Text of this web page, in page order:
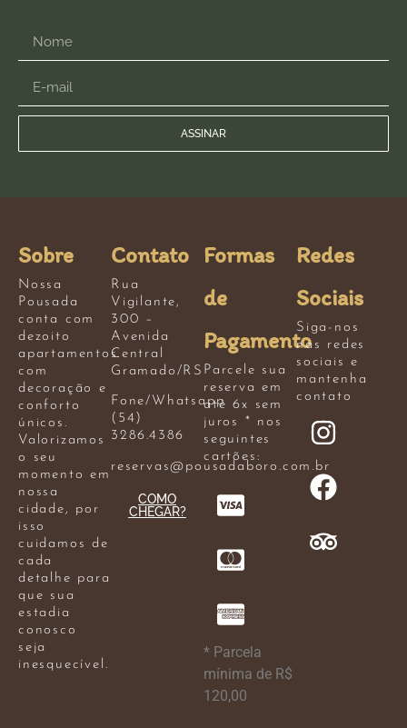
ASSINAR
Sobre
Nossa
Pousada
conta com
dezoito
apartamentos
com
decoração e
conforto
únicos.
Valorizamos
o seu
momento em
nossa
cidade, por
isso
cuidamos de
cada
detalhe para
que sua
estadia
conosco
seja
inesquecível.
Contato
Rua
Vigilante,
300 –
Avenida
Central
Gramado/RS
Fone/Whatsapp
(54)
3286.4386
reservas@pousadaboro.com.br
COMO
CHEGAR?
Formas
de
Pagamento
Parcele sua
reserva em
até 6x sem
juros * nos
seguintes
cartões:
* Parcela
mínima de R$
120,00
Redes
Sociais
Siga-nos
nas redes
sociais e
mantenha
contato